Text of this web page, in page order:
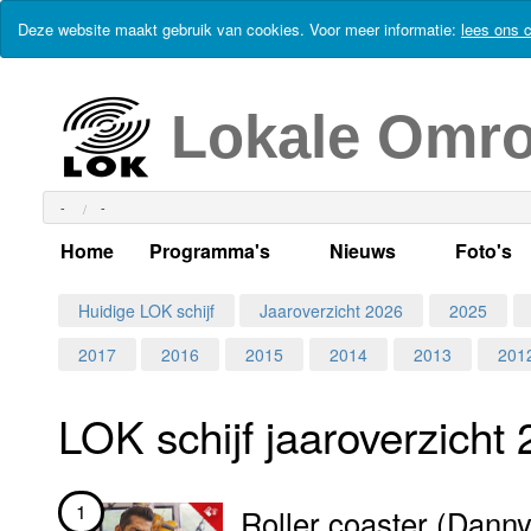
Deze website maakt gebruik van cookies. Voor meer informatie: lees ons
Lokale
- -
Home Programma's
Alle dagen
Weekschema
Woensdag
Alle programma's
Uitzending gemist?
Nieuws
Actueel Lokaal
LOK nieuws
RSS feed
Foto's
Huidige LOK schijf Jaaroverzicht 2026 2025
2017
2016 2015 2014 2013
LOK schijf jaar­over­zicht
1